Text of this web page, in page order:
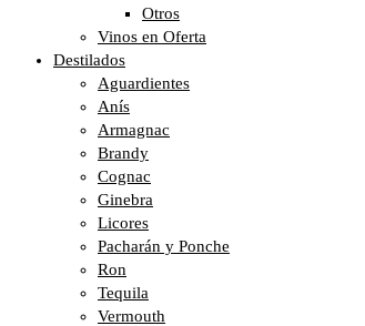
Otros
Vinos en Oferta
Destilados
Aguardientes
Anís
Armagnac
Brandy
Cognac
Ginebra
Licores
Pacharán y Ponche
Ron
Tequila
Vermouth